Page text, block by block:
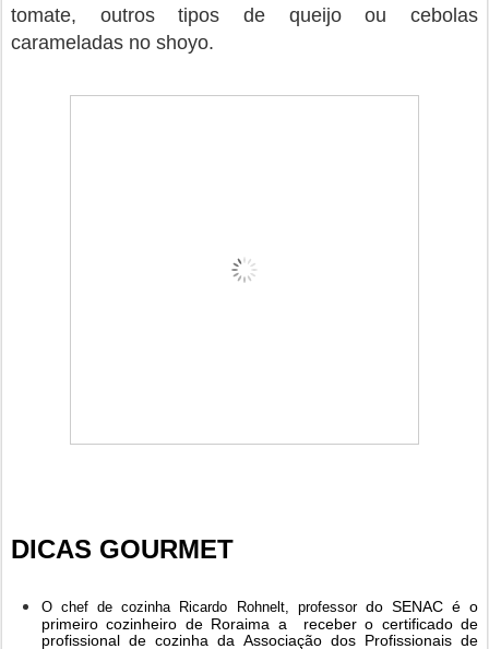
tomate, outros tipos de queijo ou cebolas
carameladas no shoyo.
DICAS GOURMET
O chef de cozinha Ricardo Rohnelt, professordoSENAC é o
primeiro cozinheiro de Roraima a receber o certificado de
profissional de cozinha da Associação dos Profissionais de